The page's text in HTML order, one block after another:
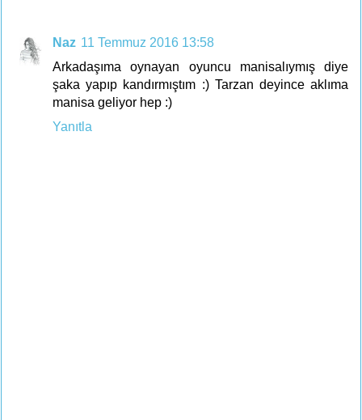
Naz 11 Temmuz 2016 13:58
Arkadaşıma oynayan oyuncu manisalıymış diye
şaka yapıp kandırmıştım :) Tarzan deyince aklıma
manisa geliyor hep :)
Yanıtla